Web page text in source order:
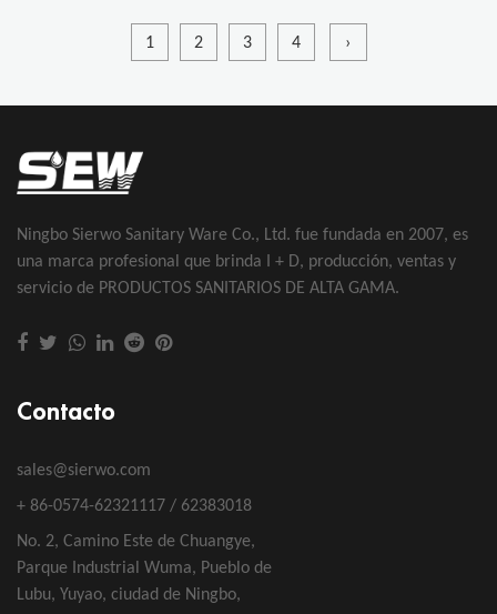
1 2 3 4 ›
Ningbo Sierwo Sanitary Ware Co., Ltd. fue fundada en 2007, es
una marca profesional que brinda I + D, producción, ventas y
servicio de PRODUCTOS SANITARIOS DE ALTA GAMA.
Contacto
sales@sierwo.com
+ 86-0574-62321117 / 62383018
No. 2, Camino Este de Chuangye,
Parque Industrial Wuma, Pueblo de
Lubu, Yuyao, ciudad de Ningbo,